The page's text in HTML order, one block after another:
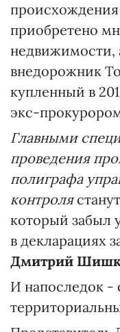
приобретено
недвижимости,
внедорожник
купленный в
экс-
Главными
проведения
полиграфа
контролястанут
который забыл
в декларациях
Дмитрий
И напоследок -